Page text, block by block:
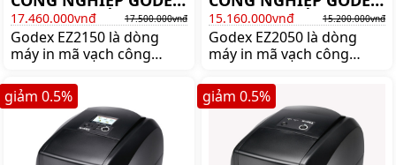
EZ2150
17.460.000vnđ 17.500.000vnđ
Godex EZ2150 là dòng
máy in mã vạch công
nhất của GODEX. Mua
máy in mã vạch công
nghiệp Godex EZ2150
chính hãng giá tốt lên
ngay shoppos.vn
EZ2050
15.160.000vnđ 15.200.000vnđ
Godex EZ2050 là dòng
máy in mã vạch công
hiệu Godex. Mua máy in
tem nhãn công nghiệp
godex EZ2050 chính hãng
giá tốt lên ngay
shoppos.vn
giảm 0.5% giảm 0.5%